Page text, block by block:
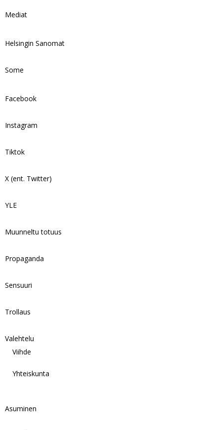
Mediat
Helsingin Sanomat
Some
Facebook
Instagram
Tiktok
X (ent. Twitter)
YLE
Muunneltu totuus
Propaganda
Sensuuri
Trollaus
Valehtelu
Viihde
Yhteiskunta
Asuminen